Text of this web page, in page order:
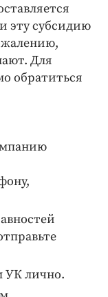
эту субсидию
Для
обратиться
УК лично.